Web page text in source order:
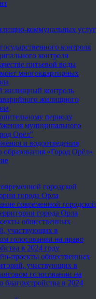
коммунальных услуг
контроля
контроля
питьевой воды
многоквартирных
жилищный контроль
жилищного
периоду
муниципального
Орёл"
и водоотведения
«Город Орёл»
городской
города Орла
современной городской
города Орла
общественных
участвующих в
голосовании на право
в 2024 году
проекты общественных
участвующих в
голосовании на
благоустройства в 2024